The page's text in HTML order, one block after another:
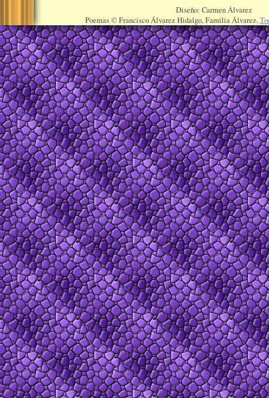
Diseño: Carmen Álvarez
Poemas © Francisco Álvarez Hidalgo, Familia Álvarez.